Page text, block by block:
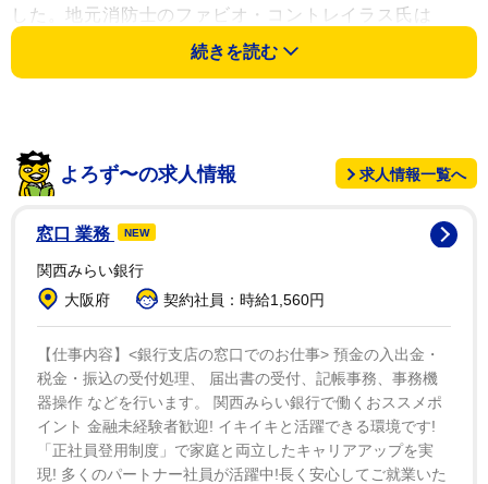
した。地元消防士のファビオ・コントレイラス氏は
GloboNewsに「火災を制御し鎮火できたが、残念ながら
生存者はいなかった」と語り、地元警察は人的ミスが原
オリバーの訃報に、多くの追悼の言葉が寄せられてお
り、シンガー・ソングライターのビービー・レクサはX
にこうつづっている。「ショックで言葉もない。ニュー
を知った。信じられない。彼とは一緒に『Dirty
Blonde』に収録する曲をレコーディングした。彼はとて
も頭が良くて、情熱的で、才能があって、優しかった。
本当に悲しい。安らかに眠ってほしい」
オリバーは5月30日にメキシコシティで開幕した世界
ツアーの最中で、最新アルバム「Love You Madly, Hate
続きを読む
よろず〜の求人情報 求人情報一覧へ
窓口 業務 NEW
関西みらい銀行
大阪府
契約社員：時給1,560円
【仕事内容】<銀行支店の窓口でのお仕事> 預金の入出金・
税金・振込の受付処理、 届出書の受付、記帳事務、事務機
器操作 などを行います。 関西みらい銀行で働くおススメポ
イント 金融未経験者歓迎! イキイキと活躍できる環境です!
「正社員登用制度」で家庭と両立したキャリアアップを実
現! 多くのパートナー社員が活躍中!長く安心してご就業いた